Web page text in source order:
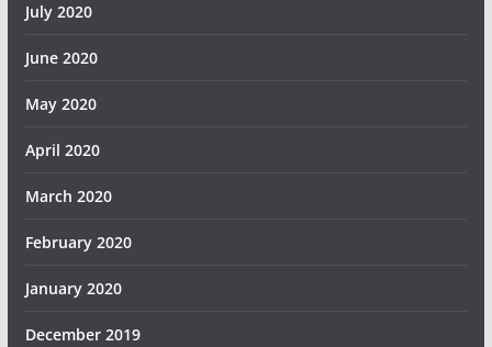
July 2020
June 2020
May 2020
April 2020
March 2020
February 2020
January 2020
December 2019